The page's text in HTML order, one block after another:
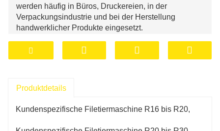
werden häufig in Büros, Druckereien, in der
Verpackungsindustrie und bei der Herstellung
handwerklicher Produkte eingesetzt.
Das Funktionsprinzip der Filetiermaschine besteht
darin, die Ecken des Materials durch ein Paar
Benutzer können je nach Bedarf unterschiedliche
Designanforderungen zu erfüllen. Einige
Produktdetails
Kundenspezifische Filetiermaschine R16 bis R20,